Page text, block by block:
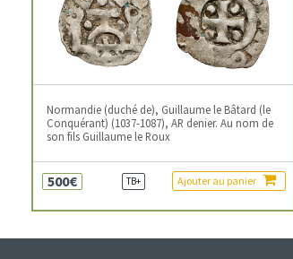
Normandie (duché de), Guillaume le Bâtard (le
Conquérant) (1037-1087), AR denier. Au nom de
son fils Guillaume le Roux
500€ TB+ Ajouter au panier